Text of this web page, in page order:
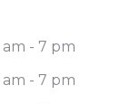
am - 7 pm
am - 7 pm